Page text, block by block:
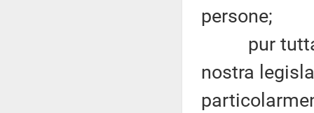
persone;
pur
nostra